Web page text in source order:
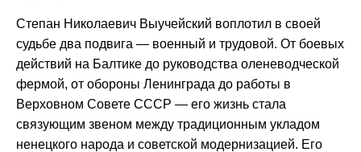
Степан Николаевич Выучейский воплотил в своей
судьбе два подвига — военный и трудовой. От боевых
действий на Балтике до руководства оленеводческой
фермой, от обороны Ленинграда до работы в
Верховном Совете СССР — его жизнь стала
связующим звеном между традиционным укладом
ненецкого народа и советской модернизацией. Его